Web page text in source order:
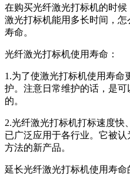
在购买光纤激光打标机的时
激光打标机能用多长时间，
寿命。
光纤激光打标机使用寿命：
1.为了使激光打标机使用寿命
护。注意日常维护的话，是
的。
2.光纤激光打标机打标速度快
已广泛应用于各行业。它被
方法的新产品。
延长光纤激光打标机使用寿命